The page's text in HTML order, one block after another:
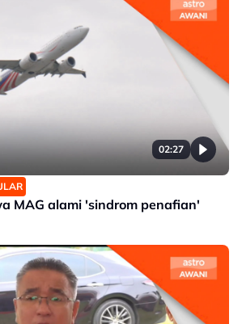
02:27
MAG alami 'sindrom penafian'